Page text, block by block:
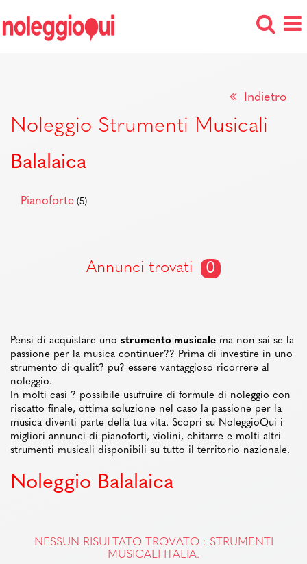
Indietro
Noleggio Strumenti Musicali
Balalaica
Pianoforte (5)
Annunci trovati 0
Pensi di acquistare uno strumento musicale ma non sai se la
passione per la musica continuer?? Prima di investire in uno
strumento di qualit? pu? essere vantaggioso ricorrere al
noleggio.
In molti casi ? possibile usufruire di formule di noleggio con
riscatto finale, ottima soluzione nel caso la passione per la
musica diventi parte della tua vita. Scopri su NoleggioQui i
migliori annunci di pianoforti, violini, chitarre e molti altri
strumenti musicali disponibili su tutto il territorio nazionale.
Noleggio Balalaica
NESSUN RISULTATO TROVATO : STRUMENTI
MUSICALI ITALIA.